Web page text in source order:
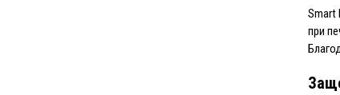
Smart
при